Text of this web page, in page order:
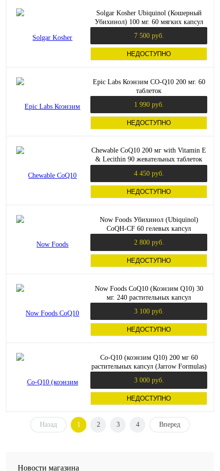
Solgar Kosher Ubiquinol (Кошерный
Убихинол) 100 мг. 60 мягких капсул
7 500 руб.
НЕДОСТУПНО
Epic Labs Коэнзим CO-Q10 200 мг. 60
таблеток
1 990 руб.
НЕДОСТУПНО
Chewable CoQ10 200 мг with Vitamin E
& Lecithin 90 жевательных таблеток
4 450 руб.
НЕДОСТУПНО
Now Foods Убихинол (Ubiquinol)
CoQH-CF 60 гелевых капсул
2 800 руб.
НЕДОСТУПНО
Now Foods CoQ10 (Коэнзим Q10) 30
мг. 240 растительных капсул
3 100 руб.
НЕДОСТУПНО
Co-Q10 (коэнзим Q10) 200 мг 60
растительных капсул (Jarrow Formulas)
3 000 руб.
НЕДОСТУПНО
Назад 1 2 3 4 Вперед
Новости магазина